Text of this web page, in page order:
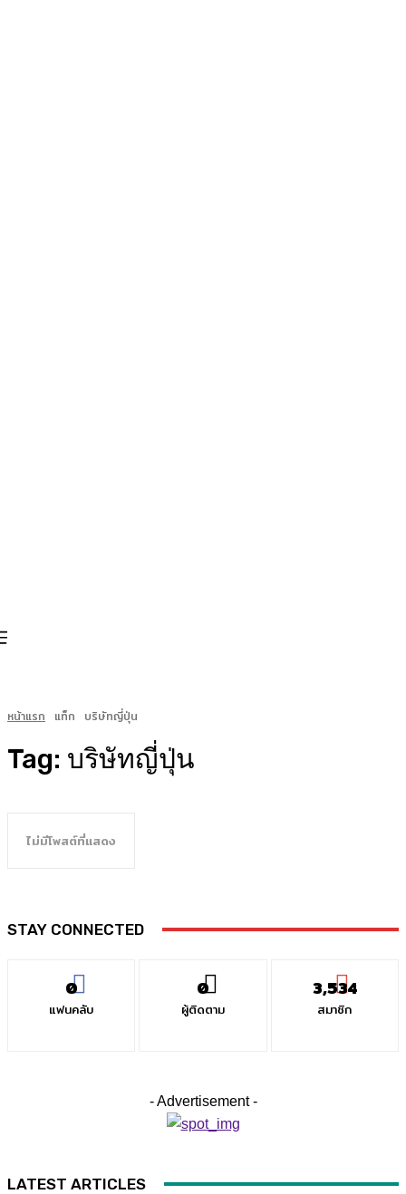
หน้าแรก แท็ก บริษัทญี่ปุ่น
Tag: บริษัทญี่ปุ่น
ไม่มีโพสต์ที่แสดง
STAY CONNECTED
0
แฟนคลับ
0
ผู้ติดตาม
3,534
สมาชิก
- Advertisement -
LATEST ARTICLES